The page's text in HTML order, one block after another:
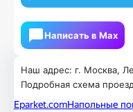
Наш адрес: г. Москва,
Подробная схема
Написать в Мах